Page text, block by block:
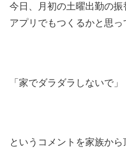
今日、月初の土曜出勤の
アプリでもつくるかと思っ
「家でダラダラしないで」
というコメントを家族か